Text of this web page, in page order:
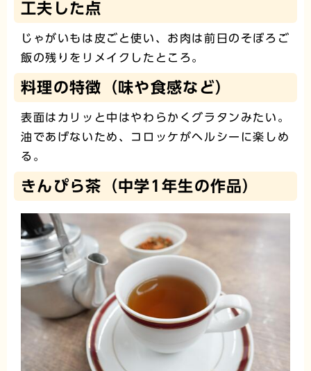
工夫した点
じゃがいもは皮ごと使い、お肉は前日のそぼろご
飯の残りをリメイクしたところ。
料理の特徴（味や食感など）
表面はカリッと中はやわらかくグラタンみたい。
油であげないため、コロッケがヘルシーに楽しめ
る。
きんぴら茶（中学1年生の作品）